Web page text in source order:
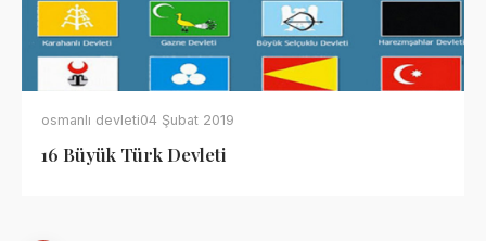
osmanlı devleti04 Şubat 2019
16 Büyük Türk Devleti